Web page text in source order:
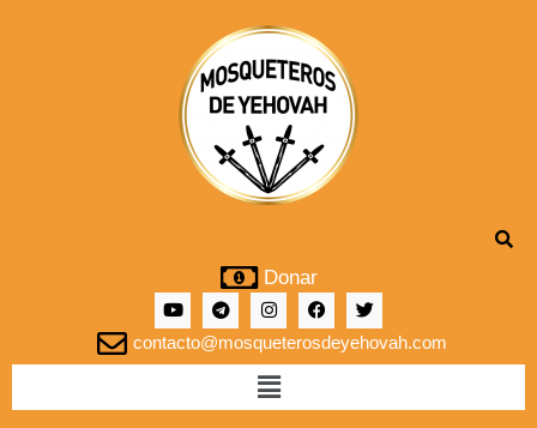
Donar
contacto@mosqueterosdeyehovah.com